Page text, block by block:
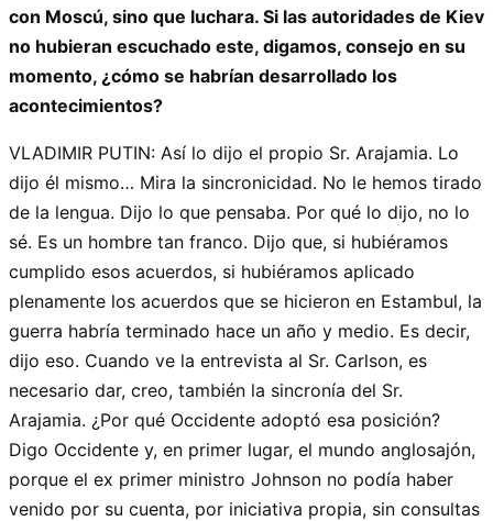
con Moscú, sino que luchara. Si las autoridades de Kiev
no hubieran escuchado este, digamos, consejo en su
momento, ¿cómo se habrían desarrollado los
acontecimientos?
VLADIMIR PUTIN: Así lo dijo el propio Sr. Arajamia. Lo
dijo él mismo… Mira la sincronicidad. No le hemos tirado
de la lengua. Dijo lo que pensaba. Por qué lo dijo, no lo
sé. Es un hombre tan franco. Dijo que, si hubiéramos
cumplido esos acuerdos, si hubiéramos aplicado
plenamente los acuerdos que se hicieron en Estambul, la
guerra habría terminado hace un año y medio. Es decir,
dijo eso. Cuando ve la entrevista al Sr. Carlson, es
necesario dar, creo, también la sincronía del Sr.
Arajamia. ¿Por qué Occidente adoptó esa posición?
Digo Occidente y, en primer lugar, el mundo anglosajón,
porque el ex primer ministro Johnson no podía haber
venido por su cuenta, por iniciativa propia, sin consultas